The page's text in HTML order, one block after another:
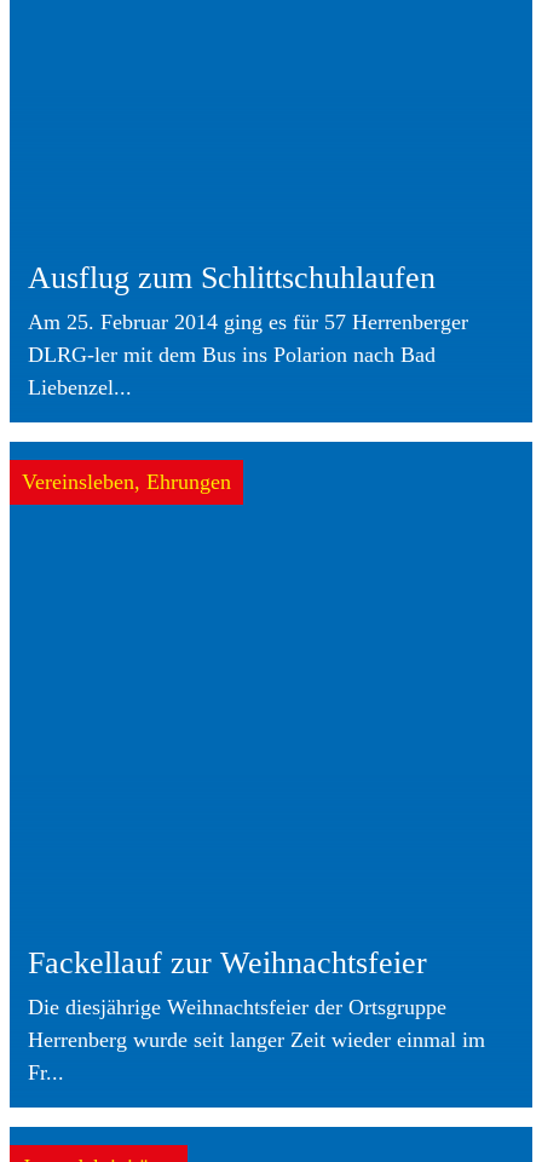
Ausflug zum Schlittschuhlaufen
Am 25. Februar 2014 ging es für 57 Herrenberger
DLRG-ler mit dem Bus ins Polarion nach Bad
Liebenzel...
Vereinsleben, Ehrungen
Fackellauf zur Weihnachtsfeier
Die diesjährige Weihnachtsfeier der Ortsgruppe
Herrenberg wurde seit langer Zeit wieder einmal im
Fr...